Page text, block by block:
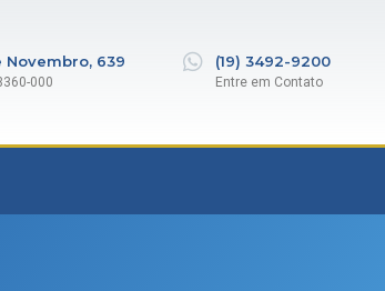
Novembro, 639
000
(19) 3492-9200
Entre em Contato